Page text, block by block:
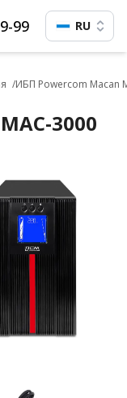
99 RU
ИБП Powercom Macan
3000